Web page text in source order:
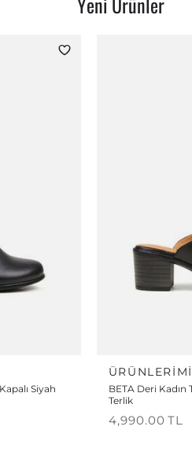
Siyah
BETA Deri Kadın
Terlik
4,990.00 TL